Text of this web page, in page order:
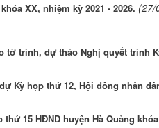
XX, nhiệm kỳ 2021 - 2026. (27/
tờ trình, dự thảo Nghị quyết trình
Kỳ họp thứ 12, Hội đồng nhân
15 HĐND huyện Hà Quảng